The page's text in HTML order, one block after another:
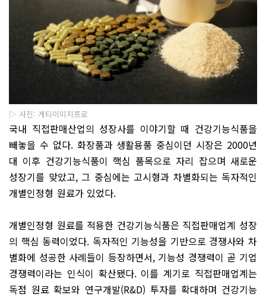
▷ 사진: 게티이미지프로
국내 직접판매산업의 성장사를 이야기할 때 건강기능식품을
빼놓을 수 없다. 화장품과 생활용품 중심이던 시장은 2000년
대 이후 건강기능식품이 핵심 품목으로 자리 잡으며 새로운
성장기를 맞았고, 그 중심에는 고시형과 차별화되는 독자적인
개별인정형 원료가 있었다.
개별인정형 원료를 적용한 건강기능식품은 직접판매업계 성장
의 핵심 동력이었다. 독자적인 기능성을 기반으로 경쟁사와 차
별화에 성공한 사례들이 등장하면서, 기능성 경쟁력이 곧 기업
경쟁력이라는 인식이 확산됐다. 이를 계기로 직접판매업계는
독점 원료 확보와 연구개발(R&D) 투자를 확대하며 건강기능